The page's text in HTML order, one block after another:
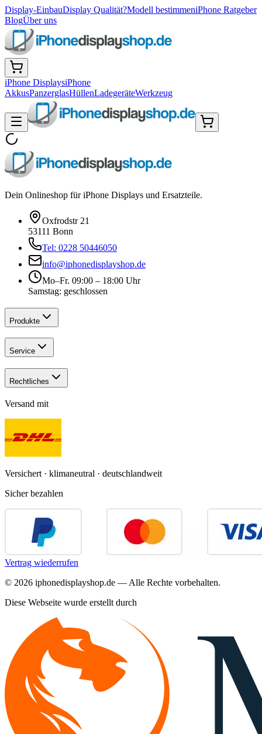
Display-EinbauDisplay Qualität?Modell bestimmeniPhone Ratgeber
BlogÜber uns
iPhone DisplaysiPhone
AkkusPanzerglasHüllenLadegeräteWerkzeug
Dein Onlineshop für iPhone Displays und Ersatzteile.
Oxfrodstr 21
53111 Bonn
Tel: 0228 50446050
info@iphonedisplayshop.de
Mo–Fr. 09:00 – 18:00 Uhr
Samstag: geschlossen
Produkte
Service
Rechtliches
Versand mit
Versichert · klimaneutral · deutschlandweit
Sicher bezahlen
Vertrag wiederrufen
© 2026 iphonedisplayshop.de — Alle Rechte vorbehalten.
Diese Webseite wurde erstellt durch